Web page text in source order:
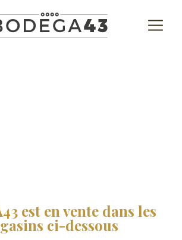
est en vente dans les
ci-dessous